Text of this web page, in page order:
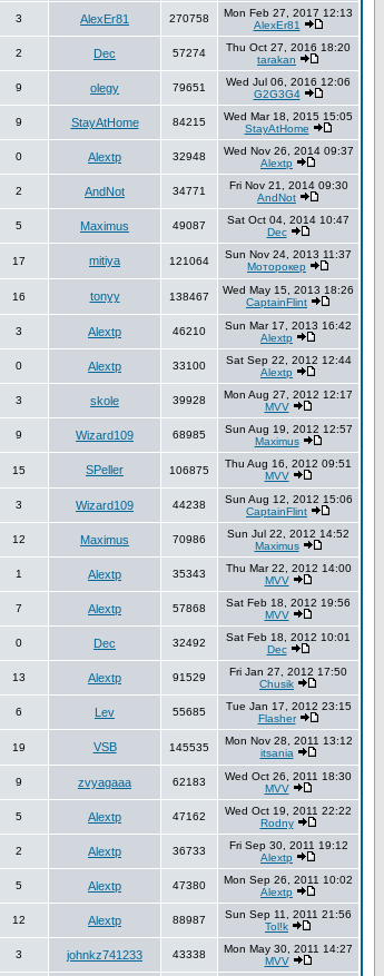
3 AlexEr81 270758
Mon Feb 27, 2017 12:13
AlexEr81
2 Dec 57274
Thu Oct 27, 2016 18:20
tarakan
9 olegy 79651
Wed Jul 06, 2016 12:06
G2G3G4
9 StayAtHome 84215
Wed Mar 18, 2015 15:05
StayAtHome
0 Alextp 32948
Wed Nov 26, 2014 09:37
Alextp
2 AndNot 34771
Fri Nov 21, 2014 09:30
AndNot
5 Maximus 49087
Sat Oct 04, 2014 10:47
Dec
17 mitiya 121064
Sun Nov 24, 2013 11:37
Моторокер
16 tonyy 138467
Wed May 15, 2013 18:26
CaptainFlint
3 Alextp 46210
Sun Mar 17, 2013 16:42
Alextp
0 Alextp 33100
Sat Sep 22, 2012 12:44
Alextp
3 skole 39928
Mon Aug 27, 2012 12:17
MVV
9 Wizard109 68985
Sun Aug 19, 2012 12:57
Maximus
15 SPeller 106875
Thu Aug 16, 2012 09:51
MVV
3 Wizard109 44238
Sun Aug 12, 2012 15:06
CaptainFlint
12 Maximus 70986
Sun Jul 22, 2012 14:52
Maximus
1 Alextp 35343
Thu Mar 22, 2012 14:00
MVV
7 Alextp 57868
Sat Feb 18, 2012 19:56
MVV
0 Dec 32492
Sat Feb 18, 2012 10:01
Dec
13 Alextp 91529
Fri Jan 27, 2012 17:50
Chusik
6 Lev 55685
Tue Jan 17, 2012 23:15
Flasher
19 VSB 145535
Mon Nov 28, 2011 13:12
itsania
9 zvyagaaa 62183
Wed Oct 26, 2011 18:30
MVV
5 Alextp 47162
Wed Oct 19, 2011 22:22
Rodny
2 Alextp 36733
Fri Sep 30, 2011 19:12
Alextp
5 Alextp 47380
Mon Sep 26, 2011 10:02
Alextp
12 Alextp 88987
Sun Sep 11, 2011 21:56
Tol!k
3 johnkz741233 43338
Mon May 30, 2011 14:27
MVV